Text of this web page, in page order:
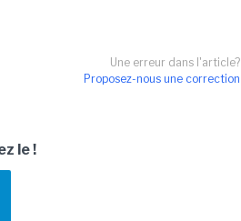
Une erreur dans l'article?
Proposez-nous une correction
le !